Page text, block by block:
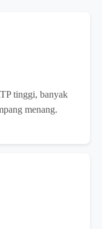
tinggi, banyak
menang.